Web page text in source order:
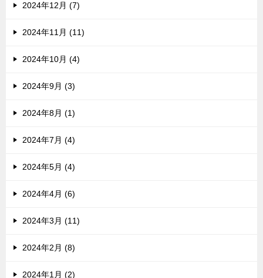
2024年12月 (7)
2024年11月 (11)
2024年10月 (4)
2024年9月 (3)
2024年8月 (1)
2024年7月 (4)
2024年5月 (4)
2024年4月 (6)
2024年3月 (11)
2024年2月 (8)
2024年1月 (2)